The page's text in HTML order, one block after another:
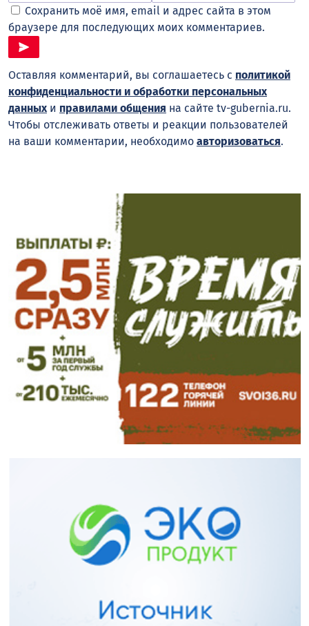
Сохранить моё имя, email и адрес сайта в этом
браузере для последующих моих комментариев.
Оставляя комментарий, вы соглашаетесь с политикой
конфиденциальности и обработки персональных
данныхи правилами общения на сайте tv-gubernia.ru.
Чтобы отслеживать ответы и реакции пользователей
на ваши комментарии, необходимо авторизоваться.